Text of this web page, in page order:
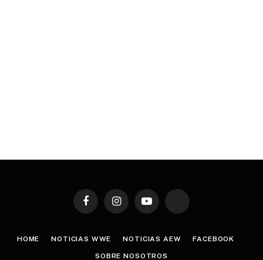
FacebookInstagramYouTube TikTok
HOME NOTICIAS WWE NOTICIAS AEW FACEBOOK
SOBRE NOSOTROS